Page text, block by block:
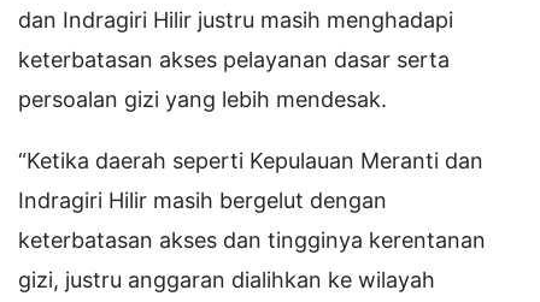
dan Indragiri Hilir justru masih menghadapi
keterbatasan akses pelayanan dasar serta
persoalan gizi yang lebih mendesak.
“Ketika daerah seperti Kepulauan Meranti dan
Indragiri Hilir masih bergelut dengan
keterbatasan akses dan tingginya kerentanan
gizi, justru anggaran dialihkan ke wilayah